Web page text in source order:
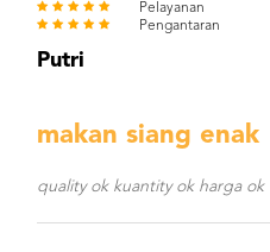
Pelayanan
Pengantaran
Putri
makan siang enak
quality ok kuantity ok harga ok